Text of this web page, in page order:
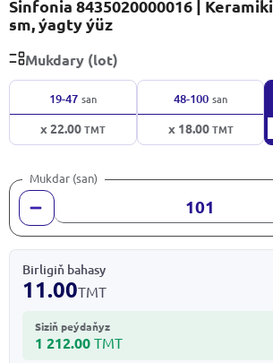
Sinfonia 8435020000016 |
sm, ýagty ýüz
Mukdary (lot)
19-47 san
x 22.00TMT
48-100 san
x 18.00TMT
Mukdar (san)
Birligiň bahasy
11.00TMT
Siziň peýdaňyz
1 212.00 TMT